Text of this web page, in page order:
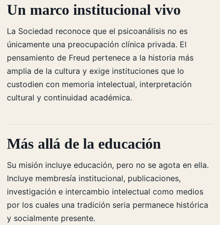
Un marco institucional vivo
La Sociedad reconoce que el psicoanálisis no es
únicamente una preocupación clínica privada. El
pensamiento de Freud pertenece a la historia más
amplia de la cultura y exige instituciones que lo
custodien con memoria intelectual, interpretación
cultural y continuidad académica.
Más allá de la educación
Su misión incluye educación, pero no se agota en ella.
Incluye membresía institucional, publicaciones,
investigación e intercambio intelectual como medios
por los cuales una tradición seria permanece histórica
y socialmente presente.